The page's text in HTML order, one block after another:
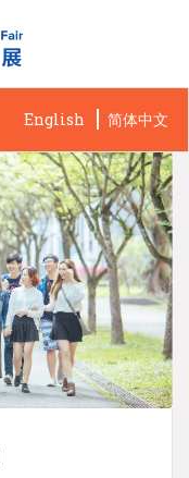
English 简体中文